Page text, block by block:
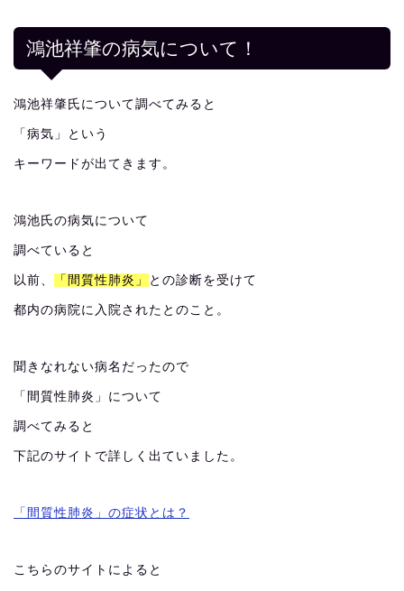
鴻池祥肇の病気について！
鴻池祥肇氏について調べてみると
「病気」という
キーワードが出てきます。
鴻池氏の病気について
調べていると
以前、 「間質性肺炎」 との診断を受けて
都内の病院に入院されたとのこと。
聞きなれない病名だったので
「間質性肺炎」について
調べてみると
下記のサイトで詳しく出ていました。
「間質性肺炎」の症状とは？
こちらのサイトによると